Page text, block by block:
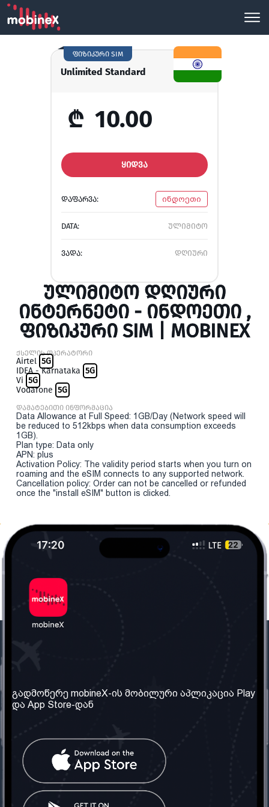
Unlimited Standard
ფიზიკური SIM
₾ 10.00
ᲧᲘᲓᲕᲐ
ᲓᲐᲤᲐᲠᲕᲐ: ინდოეთი
DATA: ულიმიტო
ᲕᲐᲓᲐ: დღიური
ᲣᲚᲘᲛᲘᲢᲝ ᲓᲦᲘᲣᲠᲘ
ᲘᲜᲢᲔᲠᲜᲔᲢᲘ - ᲘᲜᲓᲝᲔᲗᲘ ,
ᲤᲘᲖᲘᲙᲣᲠᲘ SIM | MOBINEX
ქსელის ოპერატორი
Airtel 5G
IDEA - Karnataka 5G
Vi 5G
Vodafone 5G
დამატებითი ინფორმაცია
Data Allowance at Full Speed: 1GB/Day (Network speed will
be reduced to 512kbps when data consumption exceeds
1GB).
Plan type: Data only
APN: plus
Activation Policy: The validity period starts when you turn on
roaming and the eSIM connects to any supported network.
Cancellation policy: Order can not be cancelled or refunded
once the "install eSIM" button is clicked.
ჩვენ შესახებ
ჩვენი სერვისები
წესები და პირობები
კითხვები
კონტაქტი
საქართველო: თბილისი
სოციალური ქსელი
გადმოწერე mobineX-ის მობილური აპლიკაცია Play
და App Store-დან